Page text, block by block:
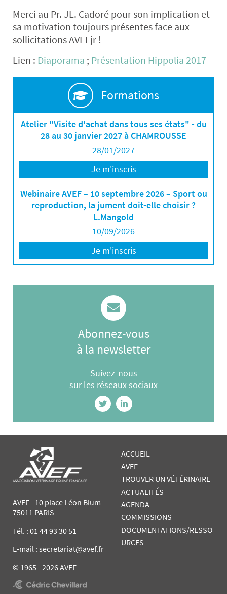
Merci au Pr. JL. Cadoré pour son implication et
sa motivation toujours présentes face aux
sollicitations AVEFjr !
Lien : Diaporama ; Présentation Hippolia 2017
Formations
Atelier "Visite d'achat dans tous ses états" - du
28 au 30 janvier 2027 à CHAMROUSSE
28/01/2027
Je m'inscris
Webinaire AVEF – 10 septembre 2026 – Sport ou
reproduction, la jument doit-elle choisir ?
L.Mangold
10/09/2026
Je m'inscris
Abonnez-vous
à la newsletter
Suivez-nous
sur les réseaux sociaux
AVEF - 10 place Léon Blum -
75011 PARIS
Tél. : 01 44 93 30 51
E-mail : secretariat@avef.fr
© 1965 - 2026 AVEF
ACCUEIL
AVEF
TROUVER UN VÉTÉRINAIRE
ACTUALITÉS
AGENDA
COMMISSIONS
DOCUMENTATIONS/RESSO
URCES